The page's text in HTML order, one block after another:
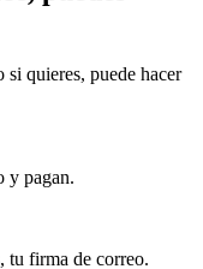
quieres, puede hacer
y pagan.
tu firma de correo.